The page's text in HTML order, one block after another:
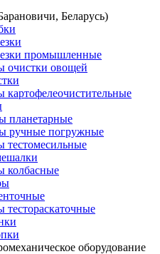
Беларусь)
промышленные
овощей
планетарные
ручные погружные
оборудование